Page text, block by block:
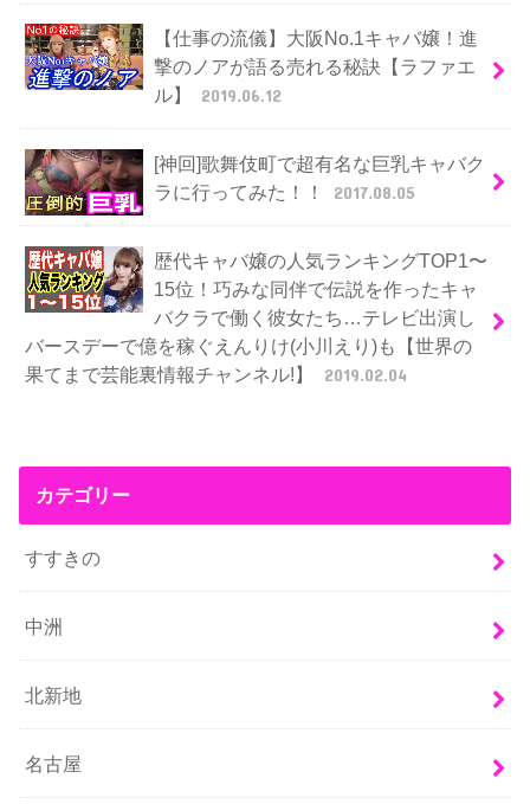
【仕事の流儀】大阪No.1キャバ嬢！進
撃のノアが語る売れる秘訣【ラファエ
ル】
2019.06.12
[神回]歌舞伎町で超有名な巨乳キャバク
ラに行ってみた！！
2017.08.05
歴代キャバ嬢の人気ランキングTOP1〜
15位！巧みな同伴で伝説を作ったキャ
バクラで働く彼女たち…テレビ出演し
バースデーで億を稼ぐえんりけ(小川えり)も【世界の
果てまで芸能裏情報チャンネル!】
2019.02.04
カテゴリー
すすきの
中洲
北新地
名古屋